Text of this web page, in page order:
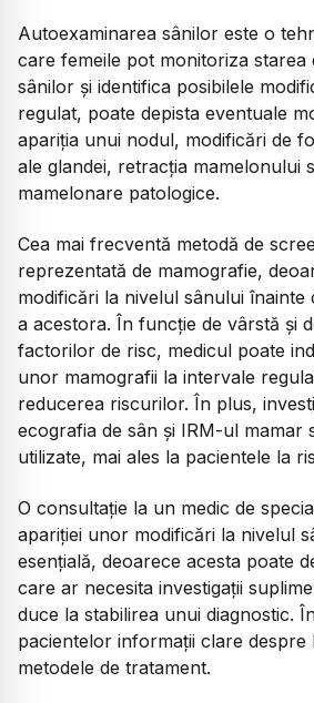
Autoexaminarea sânilor este o
care femeile pot monitoriza starea
sânilor și identifica posibilele
regulat, poate depista eventuale
apariția unui nodul, modificări de
ale glandei, retracția mamelonului
mamelonare patologice.
Cea mai frecventă metodă de
reprezentată de mamografie,
modificări la nivelul sânului înainte
a acestora. În funcție de vârstă și
factorilor de risc, medicul poate
unor mamografii la intervale
reducerea riscurilor. În plus,
ecografia de sân și IRM-ul mamar
utilizate, mai ales la pacientele la
O consultație la un medic de
apariției unor modificări la nivelul
esențială, deoarece acesta poate
care ar necesita investigații
duce la stabilirea unui diagnostic.
pacientelor informații clare despre
metodele de tratament.